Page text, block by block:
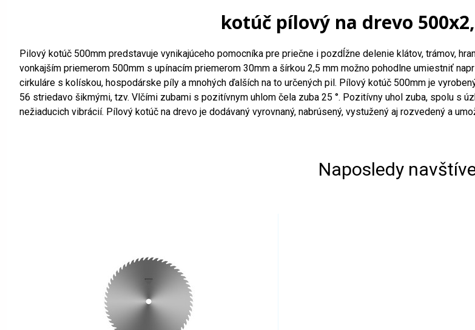
kotúč pílový na drevo
Pilový kotúč 500mm predstavuje vynikajúceho pomocníka pre priečne i pozdĺžne delenie klátov, trámov,
vonkajším priemerom 500mm s upínacím priemerom 30mm a šírkou 2,5 mm možno pohodlne umiestniť
cirkuláre s kolískou, hospodárske píly a mnohých ďalších na to určených pil. Pílový kotúč 500mm je
56 striedavo šikmými, tzv. Vlčími zubami s pozitívnym uhlom čela zuba 25 °. Pozitívny uhol zuba, spolu s
nežiaducich vibrácií. Pílový kotúč na drevo je dodávaný vyrovnaný, nabrúsený, vystužený aj rozvedený a
Naposledy